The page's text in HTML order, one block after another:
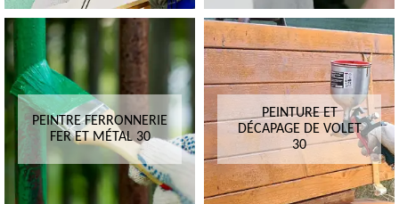
PEINTRE FERRONNERIE
FER ET MÉTAL 30
PEINTURE ET
DÉCAPAGE DE VOLET
30